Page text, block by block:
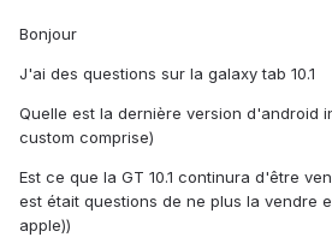
Bonjour
J'ai des questions sur la galaxy tab 10.1
Quelle est la dernière version d'android
custom comprise)
Est ce que la GT 10.1 continura d'être
est était questions de ne plus la vendre
apple))